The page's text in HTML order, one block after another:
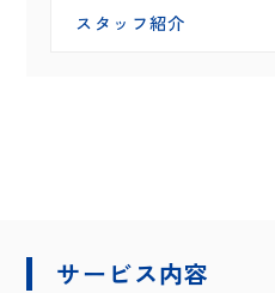
スタッフ紹介
スタッフ紹介
サービス内容